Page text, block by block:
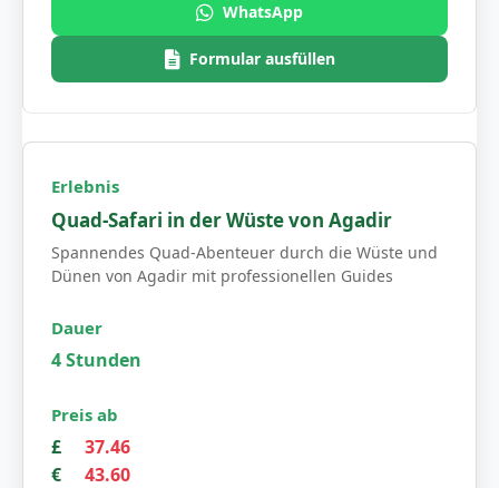
WhatsApp
Formular ausfüllen
Quad-Safari in der Wüste von Agadir
Spannendes Quad-Abenteuer durch die Wüste und
Dünen von Agadir mit professionellen Guides
4 Stunden
£
37.46
€
43.60